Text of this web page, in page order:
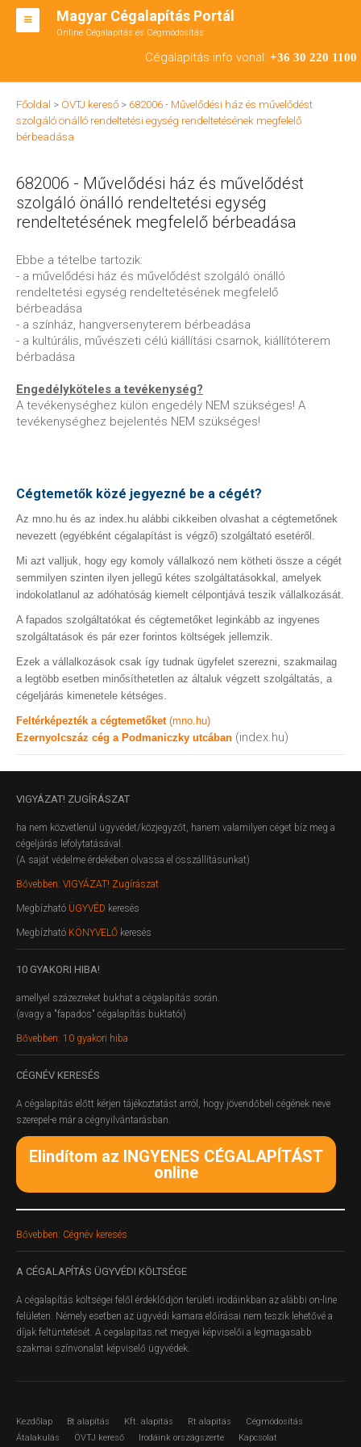
Magyar Cégalapítás Portál
Online Cégalapítás és Cégmódosítás
Cégalapítás info vonal: +36 30 220 1100
BT ALAPÍTÁS
RT ALAPÍTÁS
ÁTALAKULÁS
TEÁOR SZÁMOK '08
KAPCSOLAT
IRODÁK
Főoldal > ÖVTJ kereső > 682006 - Művelődési ház és művelődést
szolgáló önálló rendeltetési egység rendeltetésének megfelelő
bérbeadása
682006 - Művelődési ház és művelődést
szolgáló önálló rendeltetési egység
rendeltetésének megfelelő bérbeadása
Ebbe a tételbe tartozik:
- a művelődési ház és művelődést szolgáló önálló
rendeltetési egység rendeltetésének megfelelő
bérbeadása
- a színház, hangversenyterem bérbeadása
- a kultúrális, művészeti célú kiállítási csarnok, kiállítóterem
bérbadása
Engedélyköteles a tevékenység?
A tevékenységhez külön engedély NEM szükséges! A
tevékenységhez bejelentés NEM szükséges!
Cégtemetők közé jegyezné be a cégét?
Az mno.hu és az index.hu alábbi cikkeiben olvashat a cégtemetőnek
nevezett (egyébként cégalapítást is végző) szolgáltató esetéről.
Mi azt valljuk, hogy egy komoly vállalkozó nem kötheti össze a cégét
semmilyen szinten ilyen jellegű kétes szolgáltatásokkal, amelyek
indokolatlanul az adóhatóság kiemelt célpontjává teszik vállalkozását.
A fapados szolgáltatókat és cégtemetőket leginkább az ingyenes
szolgáltatások és pár ezer forintos költségek jellemzik.
Ezek a vállalkozások csak így tudnak ügyfelet szerezni, szakmailag
a legtöbb esetben minősíthetetlen az általuk végzett szolgáltatás, a
cégeljárás kimenetele kétséges.
Feltérképezték a cégtemetőket (mno.hu)
Ezernyolcszáz cég a Podmaniczky utcában (index.hu)
VIGYÁZAT! ZUGÍRÁSZAT
ha nem közvetlenül ügyvédet/közjegyzőt, hanem valamilyen céget bíz meg a
cégeljárás lefolytatásával.
(A saját védelme érdekében olvassa el összállításunkat)
Bővebben: VIGYÁZAT! Zugírászat
Megbízható ÜGYVÉD keresés
Megbízható KÖNYVELŐ keresés
10 GYAKORI HIBA!
amellyel százezreket bukhat a cégalapítás során.
(avagy a "fapados" cégalapítás buktatói)
Bővebben: 10 gyakori hiba
CÉGNÉV KERESÉS
A cégalapítás előtt kérjen tájékoztatást arról, hogy jövendőbeli cégének neve
szerepel-e már a cégnyilvántarásban.
Elindítom az INGYENES CÉGALAPÍTÁST
online
Bővebben: Cégnév keresés
A CÉGALAPÍTÁS ÜGYVÉDI KÖLTSÉGE
A cégalapítás költségei felől érdeklődjön területi irodáinkban az alábbi on-line
felületen. Némely esetben az ügyvédi kamara előírásai nem teszik lehetővé a
díjak feltüntetését. A cegalapitas.net megyei képviselői a legmagasabb
szakmai színvonalat képviselő ügyvédek.
Kezdőlap Bt alapítás Kft. alapítás Rt alapítás
Cégmódosítás
Átalakulás
ÖVTJ kereső Irodáink országszerte Kapcsolat